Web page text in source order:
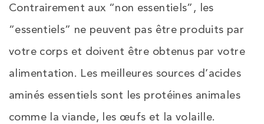
Contrairement aux “non essentiels”, les
“essentiels” ne peuvent pas être produits par
votre corps et doivent être obtenus par votre
alimentation. Les meilleures sources d’acides
aminés essentiels sont les protéines animales
comme la viande, les œufs et la volaille.